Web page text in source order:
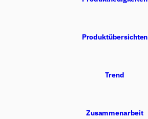
Produktübersichten
Trend
Zusammenarbeit